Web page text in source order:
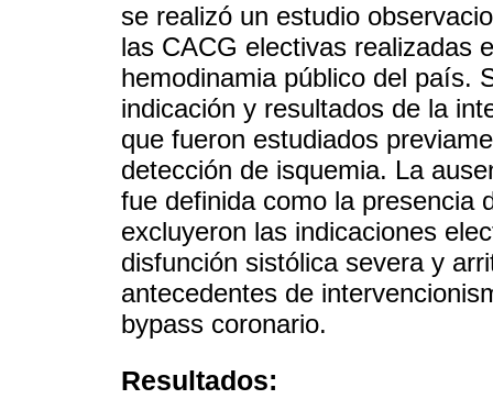
se realizó un estudio
las CACG electivas realizadas
hemodinamia público del país.
indicación y resultados de la
que fueron estudiados
detección de isquemia. La
fue definida como la presencia
excluyeron las indicaciones
disfunción sistólica severa y
antecedentes de
bypass coronario.
Resultados: